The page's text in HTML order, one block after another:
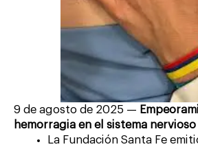
9 de agosto de 2025 —
hemorragia en el sistema nervioso
La Fundación Santa Fe